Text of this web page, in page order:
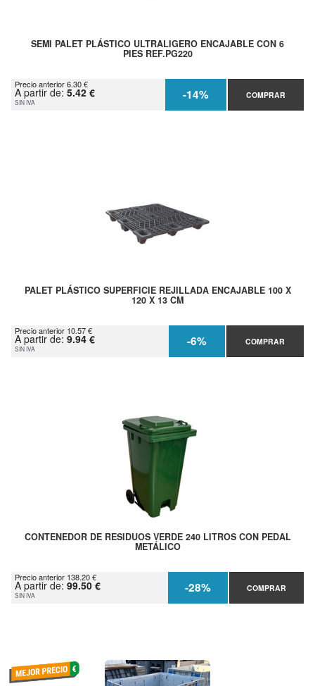
SEMI PALET PLÁSTICO ULTRALIGERO ENCAJABLE CON 6
PIES REF.PG220
Precio anterior 6.30 €
A partir de: 5.42 €
SIN IVA -14% COMPRAR
PALET PLÁSTICO SUPERFICIE REJILLADA ENCAJABLE 100 X
120 X 13 CM
Precio anterior 10.57 €
A partir de: 9.94 €
SIN IVA -6% COMPRAR
CONTENEDOR DE RESIDUOS VERDE 240 LITROS CON PEDAL
METÁLICO
Precio anterior 138.20 €
A partir de: 99.50 €
SIN IVA -28% COMPRAR